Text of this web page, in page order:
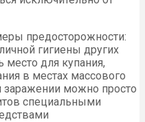
предосторожности:
гигиены других
для купания,
в местах массового
можно просто
специальными